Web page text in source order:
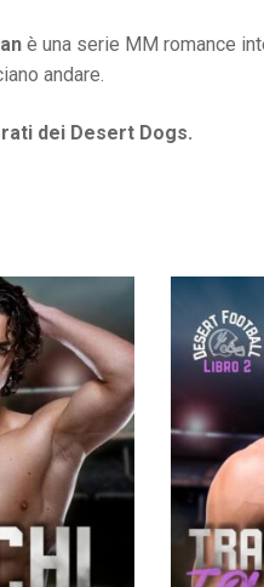
è una serie MM romance
andare.
dei Desert Dogs.